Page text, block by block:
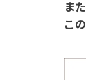
ま
こ